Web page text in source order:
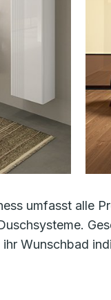
umfasst alle
Wunschbad